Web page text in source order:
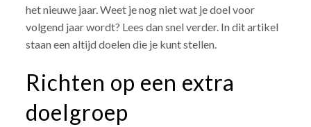
het nieuwe jaar. Weet je nog niet wat je doel voor
volgend jaar wordt? Lees dan snel verder. In dit artikel
staan een altijd doelen die je kunt stellen.
Richten op een extra
doelgroep